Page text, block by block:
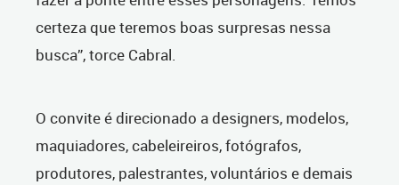
certeza que teremos boas surpresas nessa
busca”, torce Cabral.
O convite é direcionado a designers, modelos,
maquiadores, cabeleireiros, fotógrafos,
produtores, palestrantes, voluntários e demais